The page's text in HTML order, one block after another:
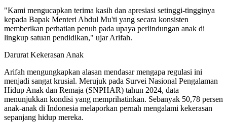
"Kami mengucapkan terima kasih dan apresiasi setinggi-tingginya
kepada Bapak Menteri Abdul Mu'ti yang secara konsisten
memberikan perhatian penuh pada upaya perlindungan anak di
lingkup satuan pendidikan," ujar Arifah.
Darurat Kekerasan Anak
Arifah mengungkapkan alasan mendasar mengapa regulasi ini
menjadi sangat krusial. Merujuk pada Survei Nasional Pengalaman
Hidup Anak dan Remaja (SNPHAR) tahun 2024, data
menunjukkan kondisi yang memprihatinkan. Sebanyak 50,78 persen
anak-anak di Indonesia melaporkan pernah mengalami kekerasan
sepanjang hidup mereka.